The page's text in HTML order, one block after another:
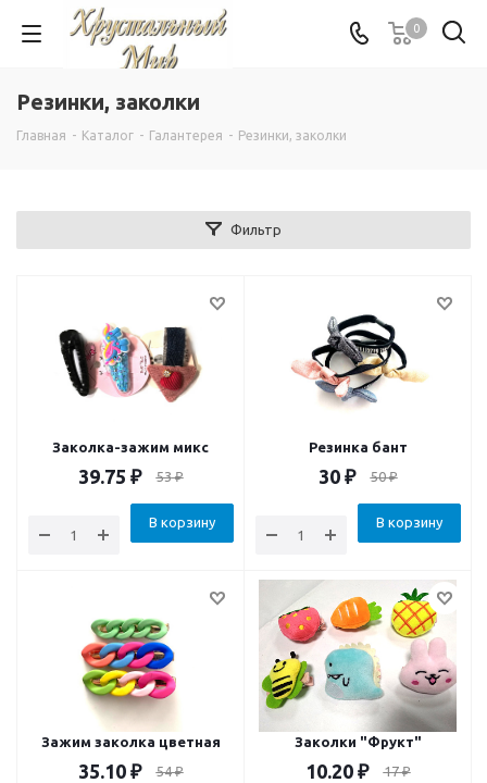
0
Резинки, заколки
Главная - Каталог - Галантерея - Резинки, заколки
Фильтр
Заколка-зажим микс
39.75 ₽ 53₽
В корзину
Резинка бант
30₽ 50₽
В корзину
Зажим заколка цветная
35.10₽ 54₽
Заколки "Фрукт"
10.20₽ 17₽